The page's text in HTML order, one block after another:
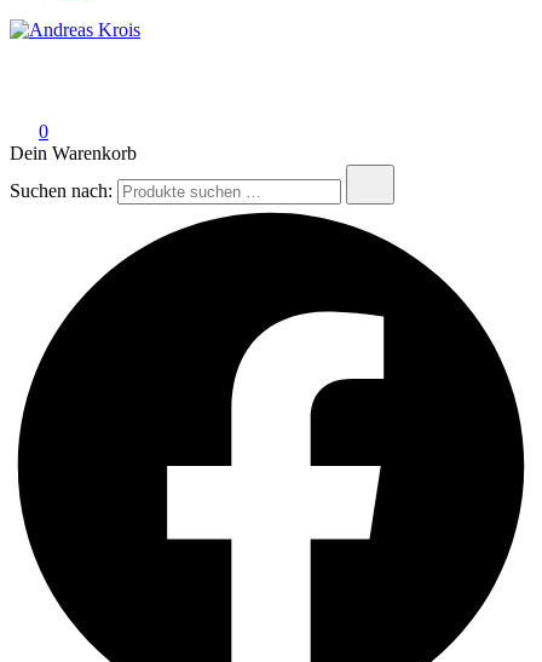
0
Dein Warenkorb
Suchen nach: